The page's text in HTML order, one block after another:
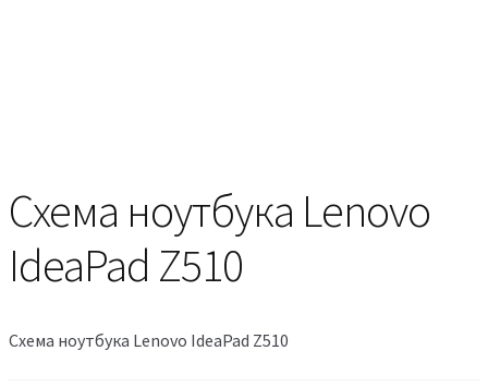
Схема ноутбука Lenovo
IdeaPad Z510
Схема ноутбука Lenovo IdeaPad Z510